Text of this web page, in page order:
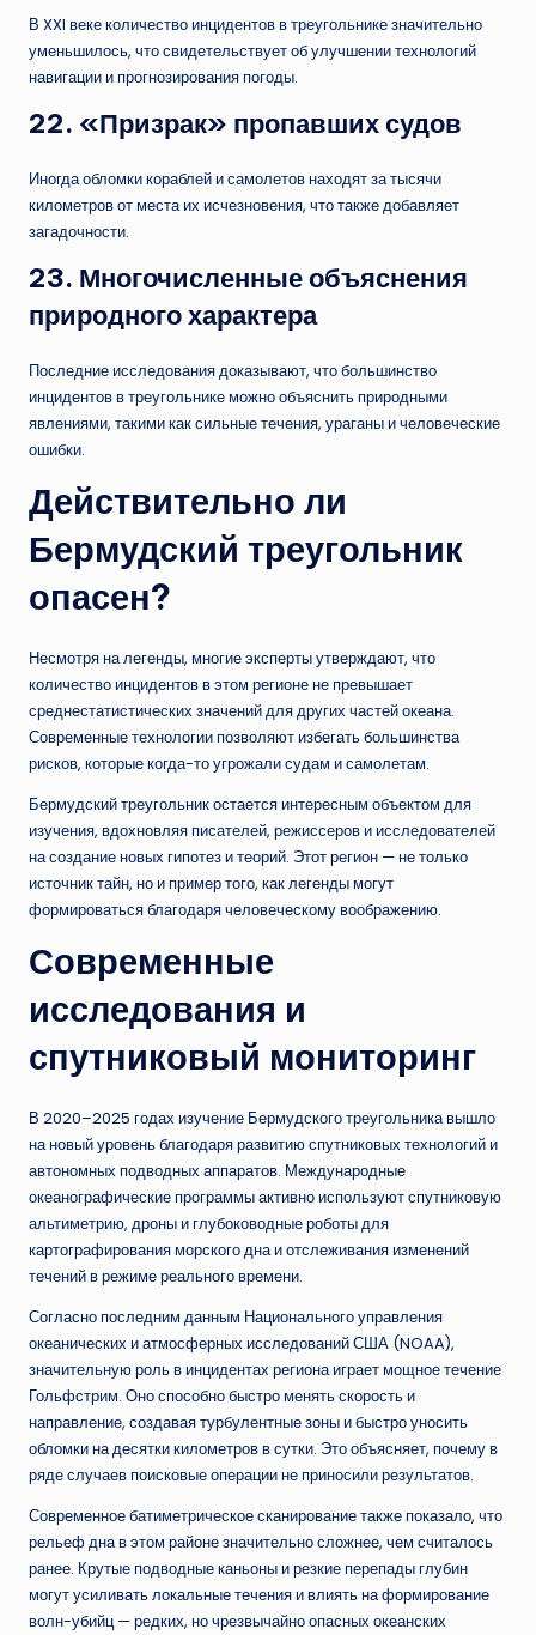
В XXI веке количество инцидентов в треугольнике значительно
уменьшилось, что свидетельствует об улучшении технологий
навигации и прогнозирования погоды.
22. «Призрак» пропавших судов
Иногда обломки кораблей и самолетов находят за тысячи
километров от места их исчезновения, что также добавляет
загадочности.
23. Многочисленные объяснения
природного характера
Последние исследования доказывают, что большинство
инцидентов в треугольнике можно объяснить природными
явлениями, такими как сильные течения, ураганы и человеческие
ошибки.
Действительно ли
Бермудский треугольник
опасен?
Несмотря на легенды, многие эксперты утверждают, что
количество инцидентов в этом регионе не превышает
среднестатистических значений для других частей океана.
Современные технологии позволяют избегать большинства
рисков, которые когда-то угрожали судам и самолетам.
Бермудский треугольник остается интересным объектом для
изучения, вдохновляя писателей, режиссеров и исследователей
на создание новых гипотез и теорий. Этот регион — не только
источник тайн, но и пример того, как легенды могут
формироваться благодаря человеческому воображению.
Современные
исследования и
спутниковый мониторинг
В 2020–2025 годах изучение Бермудского треугольника вышло
на новый уровень благодаря развитию спутниковых технологий и
автономных подводных аппаратов. Международные
океанографические программы активно используют спутниковую
альтиметрию, дроны и глубоководные роботы для
картографирования морского дна и отслеживания изменений
течений в режиме реального времени.
Согласно последним данным Национального управления
океанических и атмосферных исследований США (NOAA),
значительную роль в инцидентах региона играет мощное течение
Гольфстрим. Оно способно быстро менять скорость и
направление, создавая турбулентные зоны и быстро уносить
обломки на десятки километров в сутки. Это объясняет, почему в
ряде случаев поисковые операции не приносили результатов.
Современное батиметрическое сканирование также показало, что
рельеф дна в этом районе значительно сложнее, чем считалось
ранее. Крутые подводные каньоны и резкие перепады глубин
могут усиливать локальные течения и влиять на формирование
волн-убийц — редких, но чрезвычайно опасных океанских